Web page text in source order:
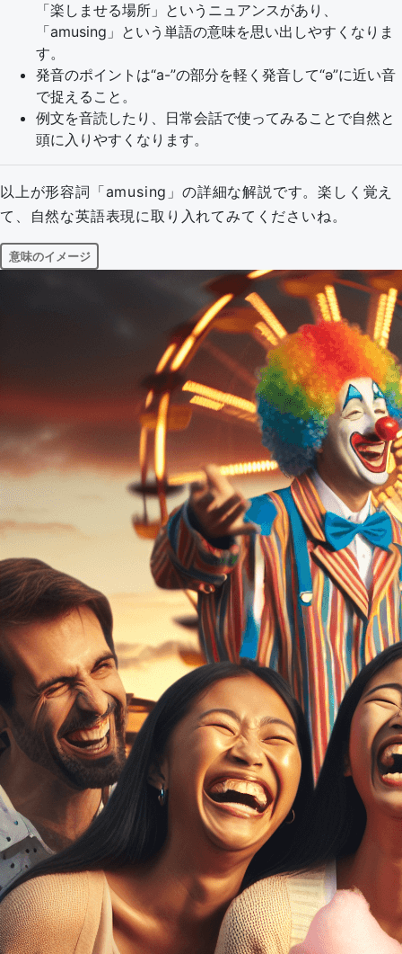
「楽しませる場所」というニュアンスがあり、
「amusing」という単語の意味を思い出しやすくなりま
す。
発音のポイントは“a-”の部分を軽く発音して“ə”に近い音
で捉えること。
例文を音読したり、日常会話で使ってみることで自然と
頭に入りやすくなります。
以上が形容詞「amusing」の詳細な解説です。楽しく覚え
て、自然な英語表現に取り入れてみてくださいね。
意味のイメージ